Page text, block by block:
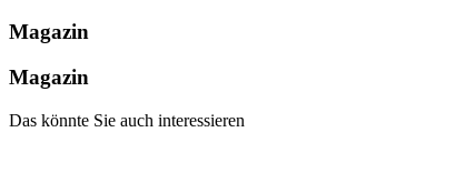
Magazin
Magazin
Das könnte Sie auch interessieren